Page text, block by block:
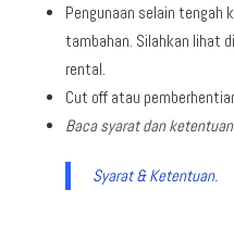
Pengunaan selain tengah
tambahan. Silahkan lihat
rental.
Cut off atau
Baca syarat dan
Syarat & Ketentuan.